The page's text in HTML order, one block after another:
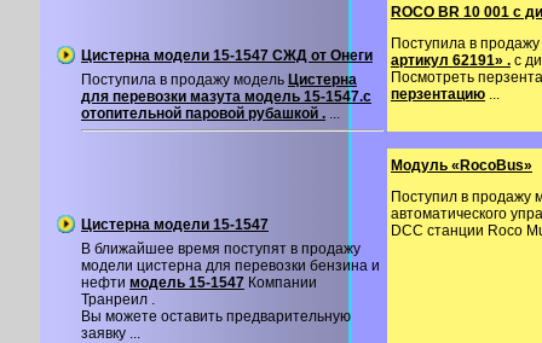
Цистерна модели 15-1547 СЖД от Онеги
Поступила в продажу модель Цистерна
для перевозки мазута модель 15-1547.с
отопительной паровой рубашкой . ...
Цистерна модели 15-1547
В ближайшее время поступят в продажу
модели цистерна для перевозки бензина и
нефти модель 15-1547 Компании
Транреил .
Вы можете оставить предварительную
заявку ...
ROCO BR 10 001 с
Поступила в
артикул 62191» . с
Посмотреть
перзентацию ...
Модуль «RocoBus»
Поступил в продажу
автоматического
DCC станции Roco